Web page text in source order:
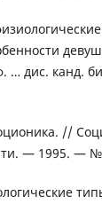
… дис. канд.
//
— 1995. —